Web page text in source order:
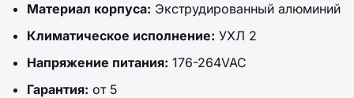
Материал корпуса: Экструдированный алюминий
Климатическое исполнение: УХЛ 2
Напряжение питания: 176-264VAC
Гарантия: от 5